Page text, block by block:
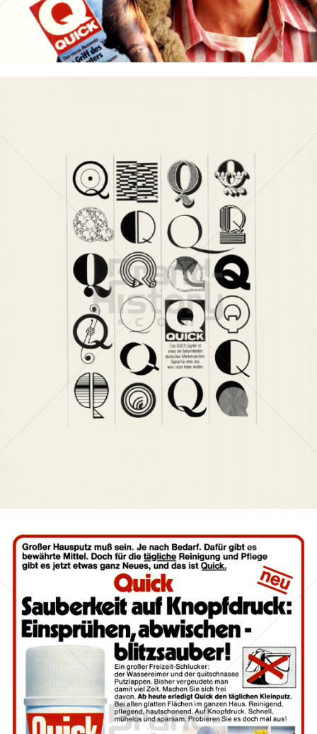
Bild-ID: 11966
QUICK - Die Illustrierte (25. 4. 1948 - 27. 8. 1992)
1981